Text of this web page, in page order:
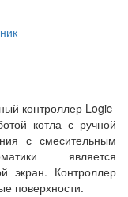
контроллер Logic-
котла с ручной
с смесительным
является
экран. Контроллер
поверхности.